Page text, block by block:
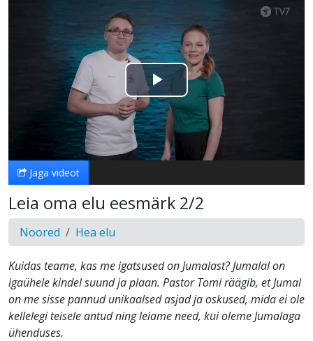
Esita
video
Jaga videot
Leia oma elu eesmärk 2/2
Noored Hea elu
Kuidas teame, kas me igatsused on Jumalast? Jumalal on
igaühele kindel suund ja plaan. Pastor Tomi räägib, et Jumal
on me sisse pannud unikaalsed asjad ja oskused, mida ei ole
kellelegi teisele antud ning leiame need, kui oleme Jumalaga
ühenduses.